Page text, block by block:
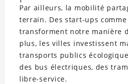
Par ailleurs, la mobilité
terrain. Des start-ups comme
transforment notre manière
plus, les villes investissent
transports publics
des bus électriques, des
libre-service.